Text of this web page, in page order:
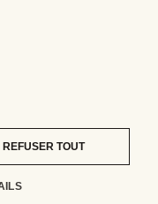
REFUSER TOUT